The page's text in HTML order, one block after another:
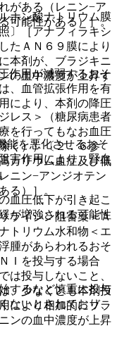
がある（レニン−ア
可能性がある）］。
作用が減弱するおそ
、血管拡張作用を有
により、本剤の降圧
を悪化させるおそ
害作用により、腎血
血圧低下が引き起こ
が増強される可能性
するなど慎重に投与
ないとされており、
ホン酸ナトリウム膜
〕［アナフィラキシ
たＡＮ６９膜により
本剤が、ブラジキニ
の血中濃度が上昇す
レス＞（糖尿病患者
を行ってもなお血圧
く））〔２．６参
カリウム血症及び低
ニン−アンジオテン
る）］。
ライシン阻害薬＜Ａ
トリウム水和物＜エ
腫があらわれるおそ
Ｉを投与する場合
は投与しないこと、
、少なくとも本剤投
により相加的にブラ
ンの血中濃度が上昇